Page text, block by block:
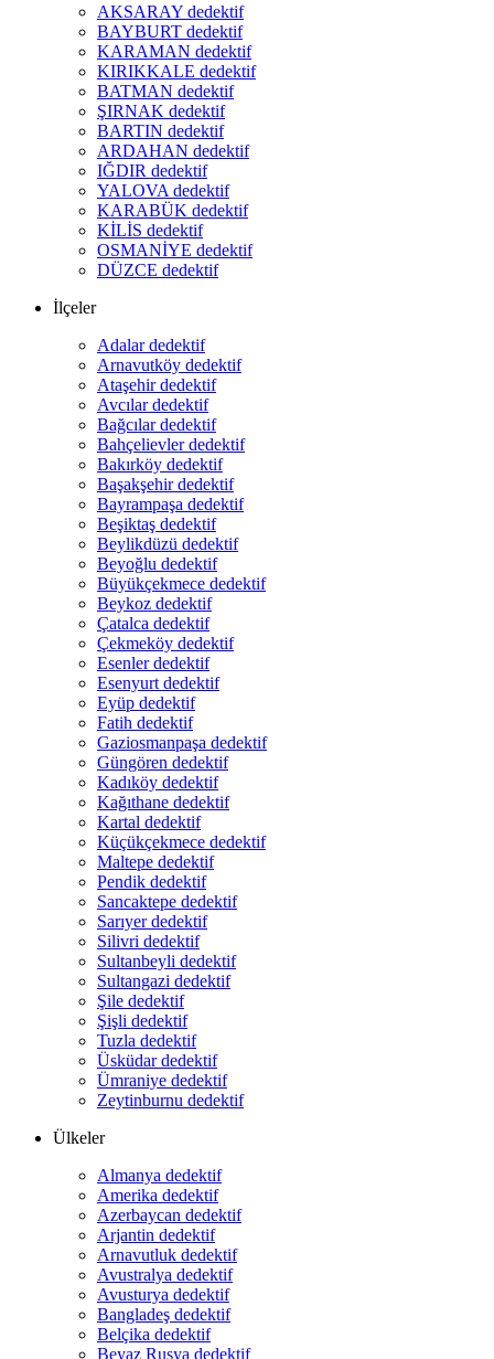
AKSARAY dedektif
BAYBURT dedektif
KARAMAN dedektif
KIRIKKALE dedektif
BATMAN dedektif
ŞIRNAK dedektif
BARTIN dedektif
ARDAHAN dedektif
IĞDIR dedektif
YALOVA dedektif
KARABÜK dedektif
KİLİS dedektif
OSMANİYE dedektif
DÜZCE dedektif
İlçeler
Adalar dedektif
Arnavutköy dedektif
Ataşehir dedektif
Avcılar dedektif
Bağcılar dedektif
Bahçelievler dedektif
Bakırköy dedektif
Başakşehir dedektif
Bayrampaşa dedektif
Beşiktaş dedektif
Beylikdüzü dedektif
Beyoğlu dedektif
Büyükçekmece dedektif
Beykoz dedektif
Çatalca dedektif
Çekmeköy dedektif
Esenler dedektif
Esenyurt dedektif
Eyüp dedektif
Fatih dedektif
Gaziosmanpaşa dedektif
Güngören dedektif
Kadıköy dedektif
Kağıthane dedektif
Kartal dedektif
Küçükçekmece dedektif
Maltepe dedektif
Pendik dedektif
Sancaktepe dedektif
Sarıyer dedektif
Silivri dedektif
Sultanbeyli dedektif
Sultangazi dedektif
Şile dedektif
Şişli dedektif
Tuzla dedektif
Üsküdar dedektif
Ümraniye dedektif
Zeytinburnu dedektif
Ülkeler
Almanya dedektif
Amerika dedektif
Azerbaycan dedektif
Arjantin dedektif
Arnavutluk dedektif
Avustralya dedektif
Avusturya dedektif
Bangladeş dedektif
Belçika dedektif
Beyaz Rusya dedektif